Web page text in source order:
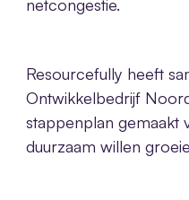
netcongestie.
Resourcefully heeft
Ontwikkelbedrijf
stappenplan gemaakt
duurzaam willen